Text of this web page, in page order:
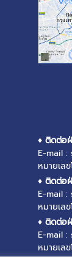
♦ ติดต่อ
E-mail :
หมายเล
♦ ติดต่อ
E-mail
หมายเล
♦ ติดต่อ
E-mail :
หมายเล